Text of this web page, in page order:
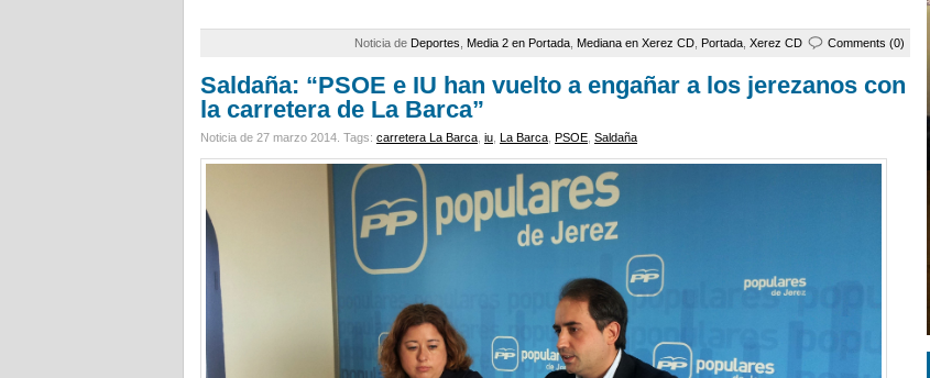
Noticia de Deportes Media 2 en Portada Mediana en Xerez CD Portada Xerez CD Comments (0)
Saldaña: “PSOE e IU han vuelto a engañar a los jerezanos con
la carretera de La Barca”
Noticia de 27 marzo 2014. Tags: carretera La Barca iu La Barca PSOE Saldaña